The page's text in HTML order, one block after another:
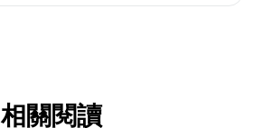
相關閱讀